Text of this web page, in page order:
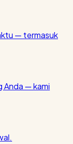
— termasuk
Anda — kami